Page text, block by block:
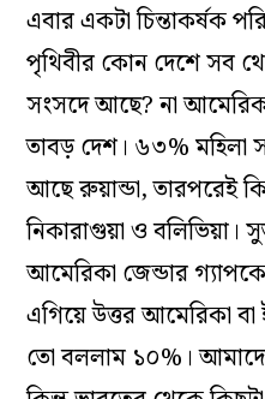
এবার একটা চিন্তাকর্ষক
পৃথিবীর কোন দেশে সব
সংসদে আছে? না
তাবড় দেশ। ৬৩% মহিলা
আছে রুয়ান্ডা, তারপরেই
নিকারাগুয়া ও বলিভিয়া।
আমেরিকা জেন্ডার
এগিয়ে উত্তর আমেরিকা
তো বললাম ১০%।